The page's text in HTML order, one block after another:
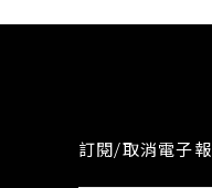
訂閱/取消電子報